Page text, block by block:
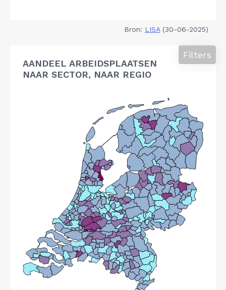
Bron: LISA(30-06-2025)
AANDEEL ARBEIDSPLAATSEN
NAAR SECTOR, NAAR REGIO
Filters